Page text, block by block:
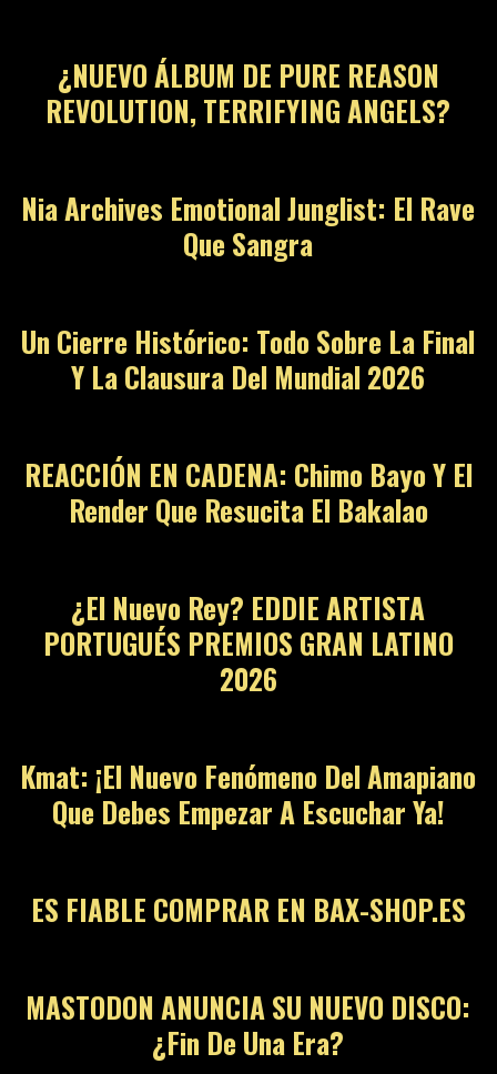
¿NUEVO ÁLBUM DE PURE REASON
REVOLUTION, TERRIFYING ANGELS?
08
Nia Archives Emotional Junglist: El Rave
Que Sangra
Un Cierre Histórico: Todo Sobre La Final
Y La Clausura Del Mundial 2026
10
REACCIÓN EN CADENA: Chimo Bayo Y El
Render Que Resucita El Bakalao
11
¿El Nuevo Rey? EDDIE ARTISTA
PORTUGUÉS PREMIOS GRAN LATINO
2026
Kmat: ¡El Nuevo Fenómeno Del Amapiano
Que Debes Empezar A Escuchar Ya!
13
ES FIABLE COMPRAR EN BAX-SHOP.ES
14
MASTODON ANUNCIA SU NUEVO DISCO:
¿Fin De Una Era?